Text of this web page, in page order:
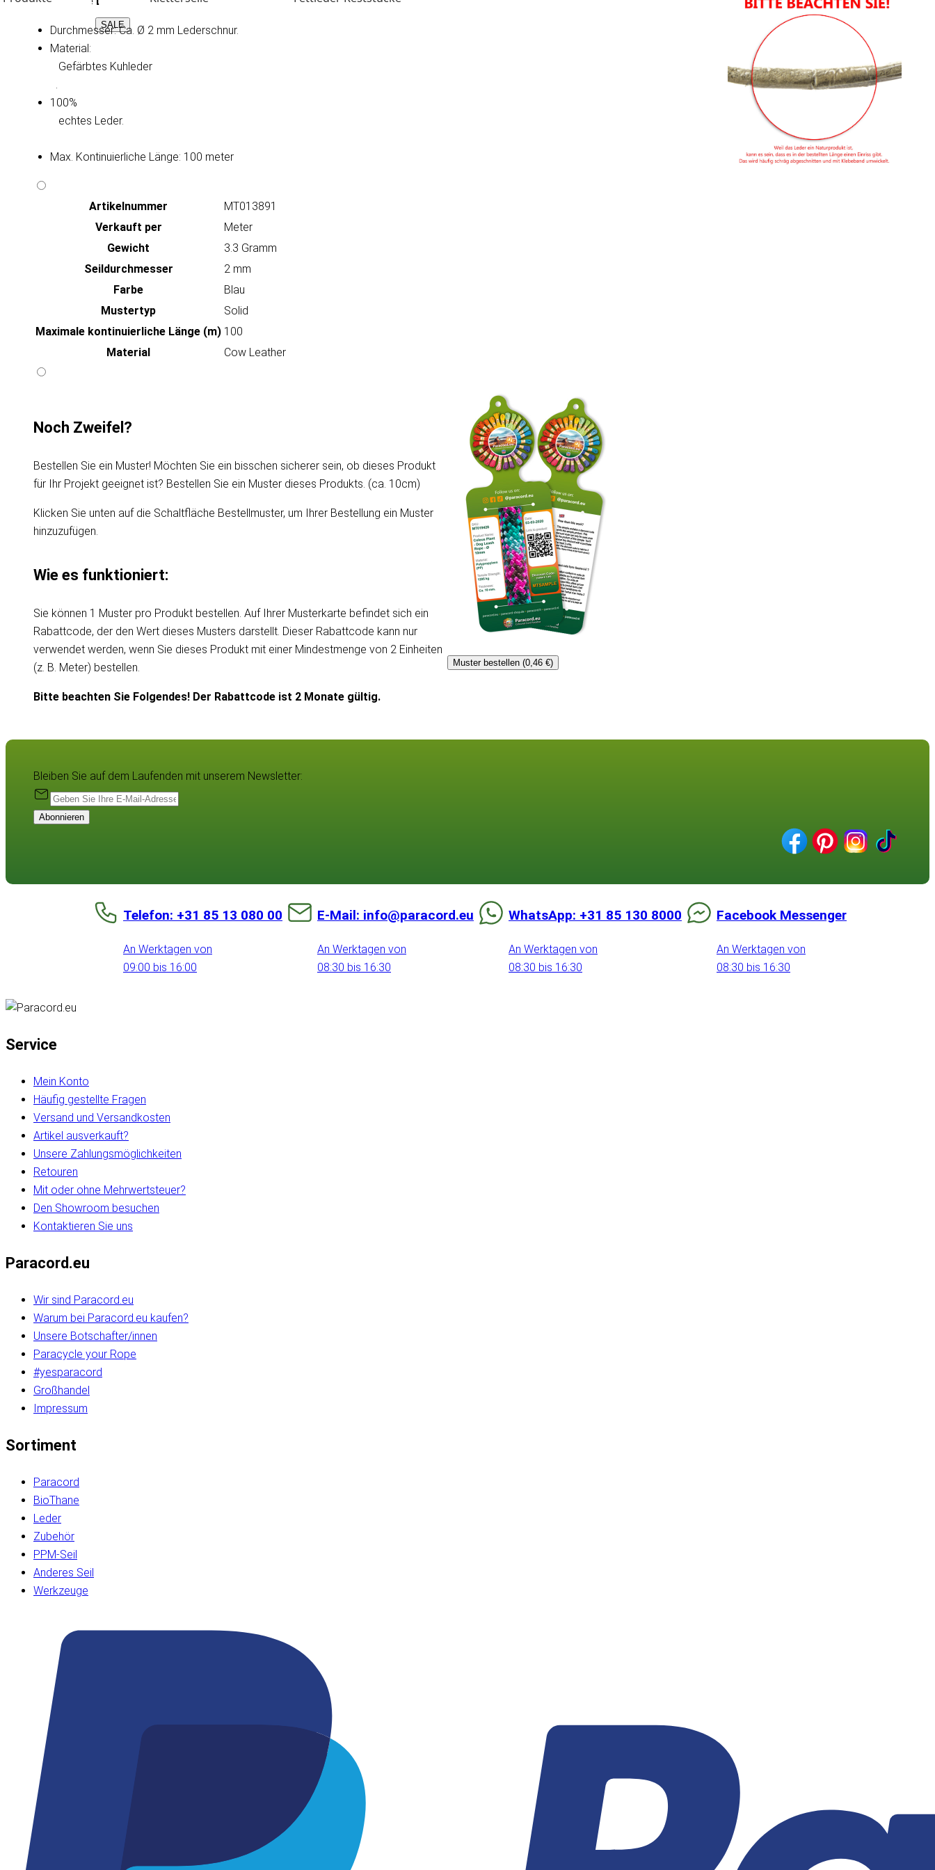
SALE
Durchmesser: Ca. Ø 2 mm Lederschnur.
Material:
.
100%
Max. Kontinuierliche Länge: 100 meter
Artikeln‌ummer
MT013891
Verkauft per
Meter
Gewicht
3.3 Gramm
Seildurchmesser
2 mm
Farbe
Blau
Mustertyp
Solid
Maximale kontinuierliche Länge (m) 100
Material
Cow Leather
Noch Zweifel?
Bestellen Sie ein Muster! Möchten Sie ein bisschen sicherer sein, ob dieses Produkt
für Ihr Projekt geeignet ist? Bestellen Sie ein Muster dieses Produkts. (ca. 10cm)
Klicken Sie unten auf die Schaltfläche Bestellmuster, um Ihrer Bestellung ein Muster
hinzuzufügen.
Wie es funktioniert:
Sie können 1 Muster pro Produkt bestellen. Auf Ihrer Musterkarte befindet sich ein
Rabattcode, der den Wert dieses Musters darstellt. Dieser Rabattcode kann nur
verwendet werden, wenn Sie dieses Produkt mit einer Mindestmenge von 2 Einheiten
(z. B. Meter) bestellen.
Bitte beachten Sie Folgendes! Der Rabattcode ist 2 Monate gültig.
Muster bestellen (0,46 €)
Bleiben Sie auf dem Laufenden mit unserem Newsletter:
Abonnieren
Telefon: +31 85 13 080 00
An Werktagen von
09:00 bis 16:00
E-Mail: info@paracord.eu
An Werktagen von
08:30 bis 16:30
WhatsApp: +31 85 130 8000
An Werktagen von
08:30 bis 16:30
Facebook Messenger
An Werktagen von
08:30 bis 16:30
Service
Mein Konto
Häufig gestellte Fragen
Versand und Versandkosten
Artikel ausverkauft?
Unsere Zahlungsmöglichkeiten
Retouren
Mit oder ohne Mehrwertsteuer?
Den Showroom besuchen
Kontaktieren Sie uns
Paracord.eu
Wir sind Paracord.eu
Warum bei Paracord.eu kaufen?
Unsere Botschafter/innen
Paracycle your Rope
#yesparacord
Großhandel
Impressum
Sortiment
Paracord
BioThane
Leder
Zubehör
PPM-Seil
Anderes Seil
Werkzeuge